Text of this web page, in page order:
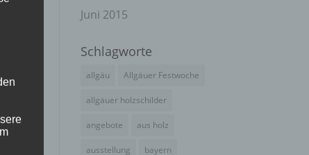
Juni 2015
Schlagworte
allgäu Allgäuer Festwoche
allgäuer holzschilder
angebote aus holz
ausstellung bayern